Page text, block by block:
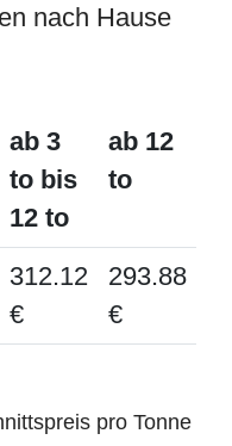
nach Hause
ab 3
to bis
12 to
ab 12
to
312.12
€
293.88
€
pro Tonne